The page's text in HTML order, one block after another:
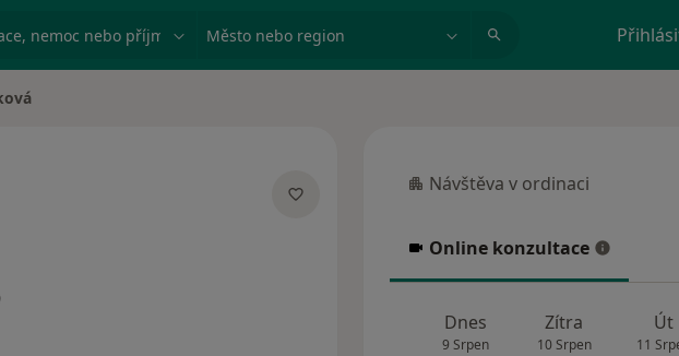
nemoc nebo příjmení Město nebo region
Návštěva v ordinaci
Návštěva v ordinaci
Online konzultace
Online konzultace
Dnes
9 Srpen
Zítra
10 Srpen
Út
11